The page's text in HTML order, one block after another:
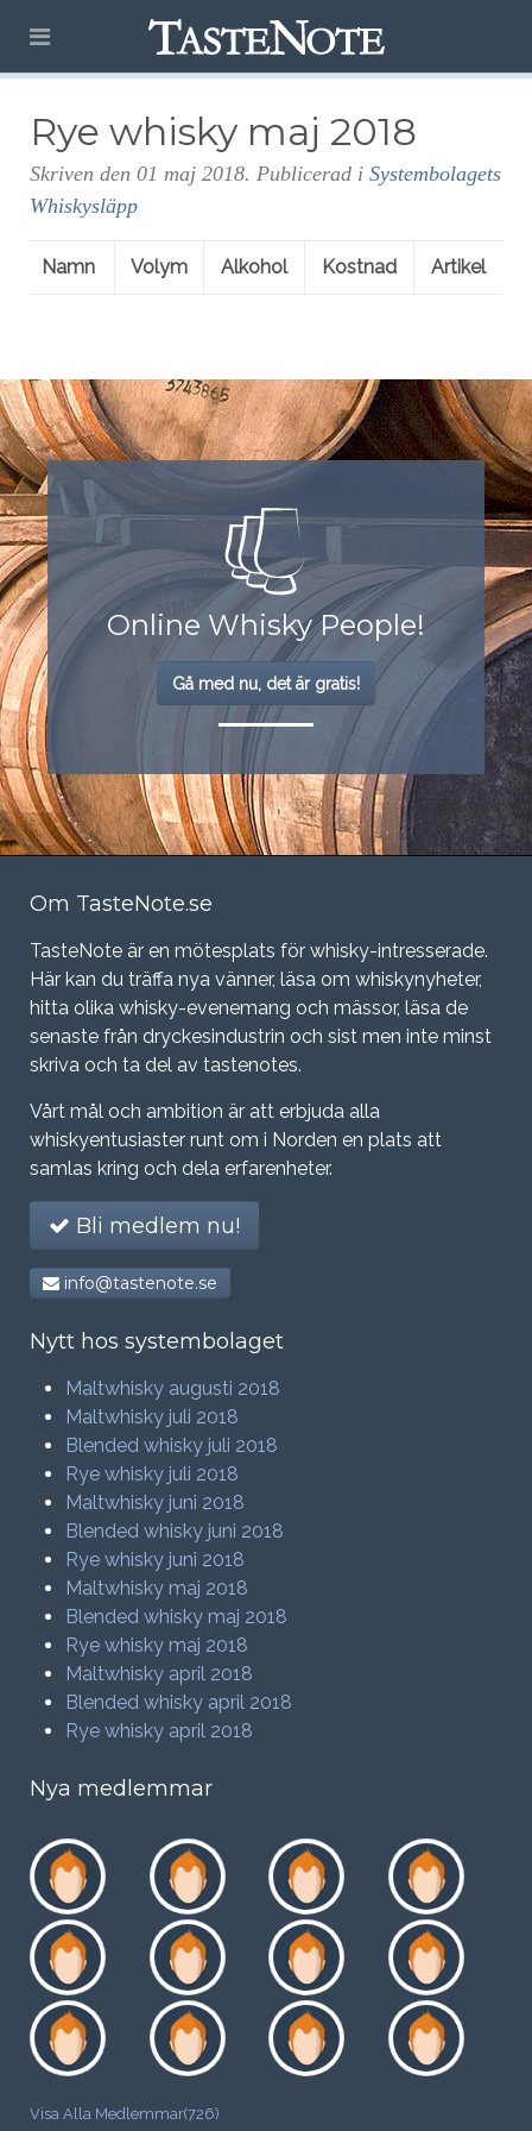
Rye whisky maj 2018
Skriven den 01 maj 2018. Publicerad i Systembolagets
Whiskysläpp
Namn Volym Alkohol Kostnad Artikel
Online Whisky People!
Gå med nu, det är gratis!
Om TasteNote.se
TasteNote är en mötesplats för whisky-intresserade.
Här kan du träffa nya vänner, läsa om whiskynyheter,
hitta olika whisky-evenemang och mässor, läsa de
senaste från dryckesindustrin och sist men inte minst
skriva och ta del av tastenotes.
Vårt mål och ambition är att erbjuda alla
whiskyentusiaster runt om i Norden en plats att
samlas kring och dela erfarenheter.
Bli medlem nu!
info@tastenote.se
Nytt hos systembolaget
Maltwhisky augusti 2018
Maltwhisky juli 2018
Blended whisky juli 2018
Rye whisky juli 2018
Maltwhisky juni 2018
Blended whisky juni 2018
Rye whisky juni 2018
Maltwhisky maj 2018
Blended whisky maj 2018
Rye whisky maj 2018
Maltwhisky april 2018
Blended whisky april 2018
Rye whisky april 2018
Nya medlemmar
Visa Alla Medlemmar(726)